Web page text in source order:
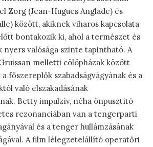
Zorg (Jean-Hugues Anglade) és
között, akiknek viharos kapcsolata
bontakozik ki, ahol a természet és
nyers valósága szinte tapintható. A
melletti cölöpházak között
főszereplők szabadságvágyának és a
való elszakadásának
Betty impulzív, néha önpusztító
rezonanciában van a tengerparti
és a tenger hullámzásának
A film lélegzetelállító operatőri